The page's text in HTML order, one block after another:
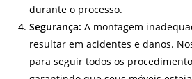
durante o processo.
Segurança: A montagem
resultar em acidentes e danos.
para seguir todos os